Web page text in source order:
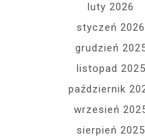
luty 2026
styczeń 2026
grudzień
listopad 2025
październik
wrzesień
sierpień 2025